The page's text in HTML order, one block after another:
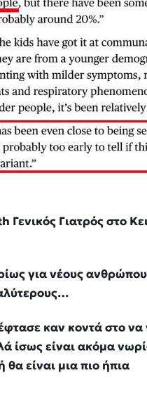
Γιατρός στο
για νέους
καν κοντά στο να
ίσως είναι ακόμα
είναι μια πιο ήπια